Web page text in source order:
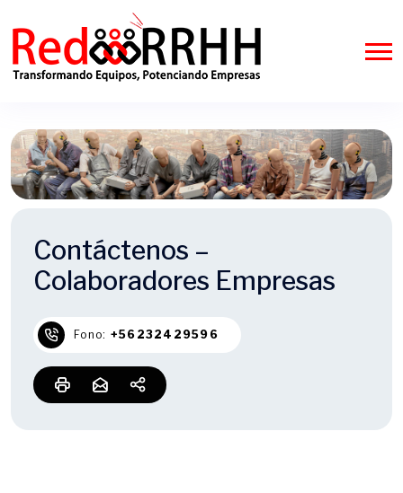
Contáctenos –
Colaboradores Empresas
Fono: +56232429596